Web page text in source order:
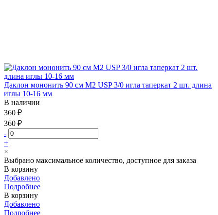
Даклон мононить 90 см М2 USP 3/0 игла таперкат 2 шт. длина
иглы 10-16 мм
В наличии
360 ₽
360 ₽
-
+
×
Выбрано максимальное количество, доступное для заказа
В корзину
Добавлено
Подробнее
В корзину
Добавлено
Подробнее